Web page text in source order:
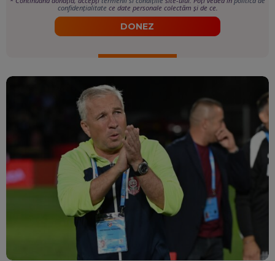
confidențialitate ce date personale colectăm și de ce.
DONEZ